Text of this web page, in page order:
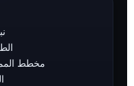
مخطط